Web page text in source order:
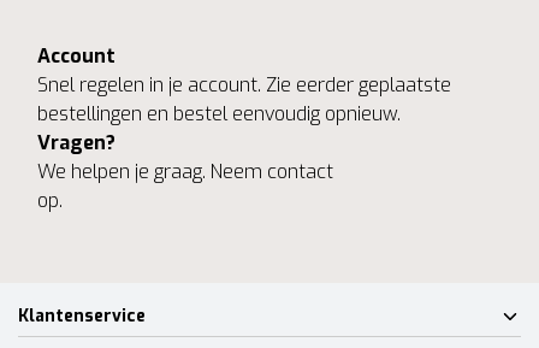
Account
Snel regelen in je account. Zie eerder geplaatste
bestellingen en bestel eenvoudig opnieuw.
Vragen?
We helpen je graag. Neem contact
op.
Klantenservice